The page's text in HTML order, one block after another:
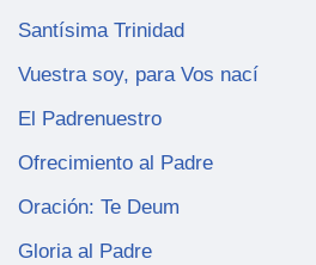
Santísima Trinidad
Vuestra soy, para Vos nací
El Padrenuestro
Ofrecimiento al Padre
Oración: Te Deum
Gloria al Padre